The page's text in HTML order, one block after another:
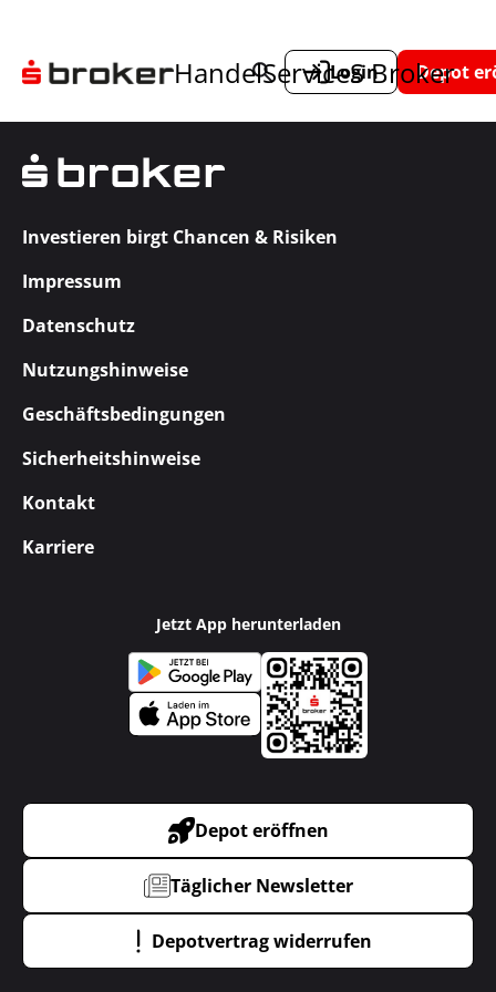
HandelServiceS Broker
Login Depot
Investieren birgt Chancen & Risiken
Impressum
Datenschutz
Nutzungshinweise
Geschäftsbedingungen
Sicherheitshinweise
Kontakt
Karriere
Jetzt App herunterladen
Depot eröffnen
Täglicher Newsletter
Depotvertrag widerrufen